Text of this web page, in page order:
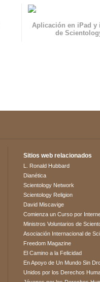
Aplicación en iPad y
de
Sitios web relacionados
L. Ronald Hubbard
Dianética
Scientology Network
Scientology Religion
David Miscavige
Comienza un Curso por
Ministros Voluntarios de
Asociación Internacional de
Freedom Magazine
El Camino a la Felicidad
En Apoyo de Un Mundo Sin
Unidos por los Derechos